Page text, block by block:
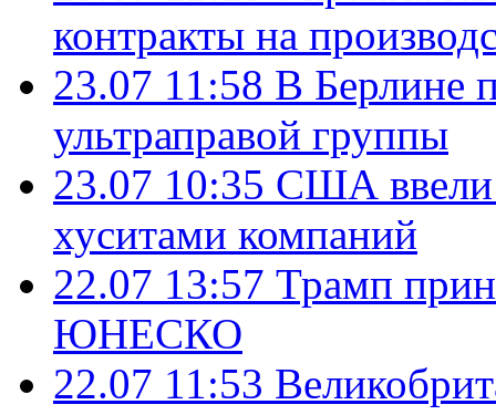
контракты на
23.07 11:58 В Берлине
ультраправой группы
23.07 10:35 США ввели
хуситами компаний
22.07 13:57 Трамп
ЮНЕСКО
22.07 11:53